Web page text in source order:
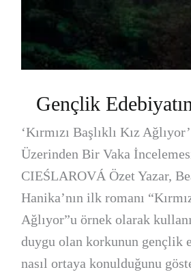
Gençlik
‘Kırmızı Başlıklı Kız
Üzerinden Bir Vaka
CIEŚLAROVÁ Özet Yazar,
Hanika’nın ilk romanı
Ağlıyor”u örnek olarak
duygu olan korkunun gençlik
nasıl ortaya konulduğunu